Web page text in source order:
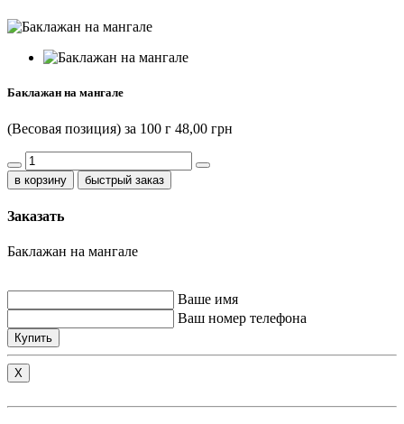
Баклажан на мангале
(Весовая позиция) за 100 г 48,00 грн
быстрый заказ
Заказать
Баклажан на мангале
Ваше имя
Ваш номер телефона
Купить
X